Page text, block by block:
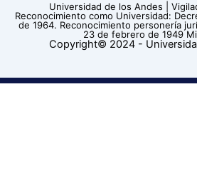
o
p
e
o
o
k
-
f
g
r
a
m
t
e
r
Universidad de los Andes |
Reconocimiento como Universidad:
de 1964. Reconocimiento personería
23 de febrero de 1949
Copyright© 2024 -